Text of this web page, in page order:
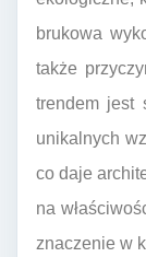
brukowa
także
trendem jest
unikalnych
co daje
na
znaczenie w